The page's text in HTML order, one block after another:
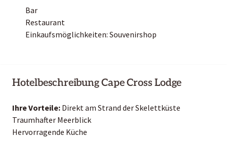
Bar
Restaurant
Einkaufsmöglichkeiten: Souvenirshop
Hotelbeschreibung Cape Cross Lodge
Ihre Vorteile: Direkt am Strand der Skelettküste
Traumhafter Meerblick
Hervorragende Küche